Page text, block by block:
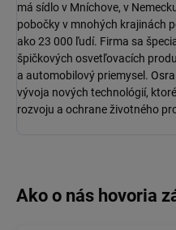
má sídlo v Mníchove, v
pobočky v mnohých krajinách
ako 23 000 ľudí. Firma sa
špičkových osvetľovacích
a automobilový priemysel.
vývoja nových technológií,
rozvoju a ochrane životného